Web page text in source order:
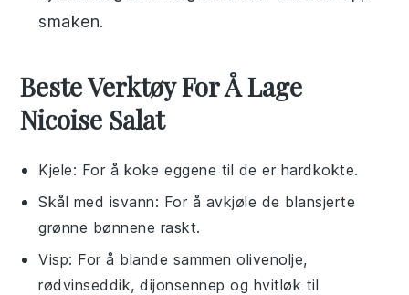
smaken.
Beste Verktøy For Å Lage
Nicoise Salat
Kjele: For å koke eggene til de er hardkokte.
Skål med isvann: For å avkjøle de blansjerte
grønne bønnene raskt.
Visp: For å blande sammen olivenolje,
rødvinseddik, dijonsennep og hvitløk til